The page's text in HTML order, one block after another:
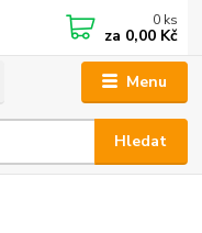
Menu
Hledat
0 ks
za 0,00 Kč